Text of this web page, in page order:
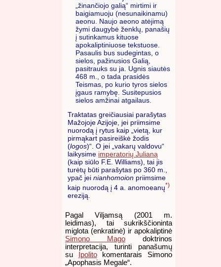
„žinančiojo galią“ mirtimi ir
baigiamuoju (nesunaikinamu)
aeonu. Naujo aeono atėjimą
žymi daugybė ženklų, panašių
į sutinkamus kituose
apokaliptiniuose tekstuose.
Pasaulis bus sudegintas, o
sielos, pažinusios Galią,
pasitrauks su ja. Ugnis siautės
468 m., o tada prasidės
Teismas, po kurio tyros sielos
įgaus ramybę. Susitepusios
sielos amžinai atgailaus.
Traktatas greičiausiai parašytas
Mažojoje Azijoje, jei priimsime
nuorodą į rytus kaip „vietą, kur
pirmąkart pasireiškė žodis
(logos)“. O jei „vakarų valdovu“
laikysime imperatorių Julianą
(kaip siūlo F.E. Williams), tai jis
turėtų būti parašytas po 360 m.,
ypač jei nianhomoion priimsime
kaip nuorodą į 4 a. anomoeanų*)
ereziją.
Pagal Viljamsą (2001 m.
leidimas), tai sukrikščioninta
miglota (enkratinė) ir apokaliptinė
Simono Mago doktrinos
interpretacija, turinti panašumų
su
Ipolitokomentarais Simono
„Apophasis Megale“.